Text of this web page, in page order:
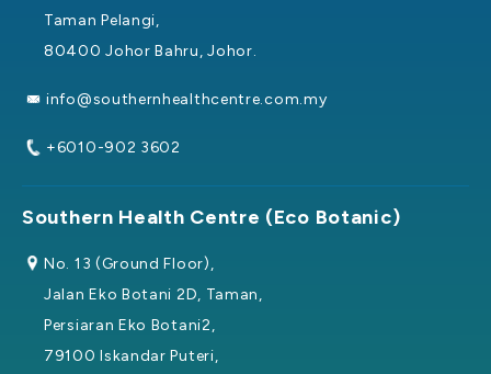
Taman Pelangi,
80400 Johor Bahru, Johor.
info@southernhealthcentre.com.my
+6010-902 3602
Southern Health Centre (Eco Botanic)
No. 13 (Ground Floor),
Jalan Eko Botani 2D, Taman,
Persiaran Eko Botani2,
79100 Iskandar Puteri,